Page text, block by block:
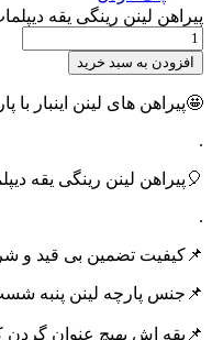
پیراهن لینن رینگی یقه دیپلمات
افزودن به سبد خرید
🤩پیراهن های لینن اینبار با
.
🎈پیراهن لینن رینگی یقه
.
📌کیفیت تضمین بی قید و
📌جنس پارچه لینن پنبه
📌یقه اش بهیچ عنوان گردن